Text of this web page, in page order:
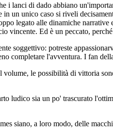
i lanci di dado abbiano
un unico caso si riveli
legato alle dinamiche
vincente. Ed è un peccato,
soggettivo: potreste
completare l'avventura. I fan
le possibilità di vittoria
ludico sia un po' trascurato
siano, a loro modo, delle